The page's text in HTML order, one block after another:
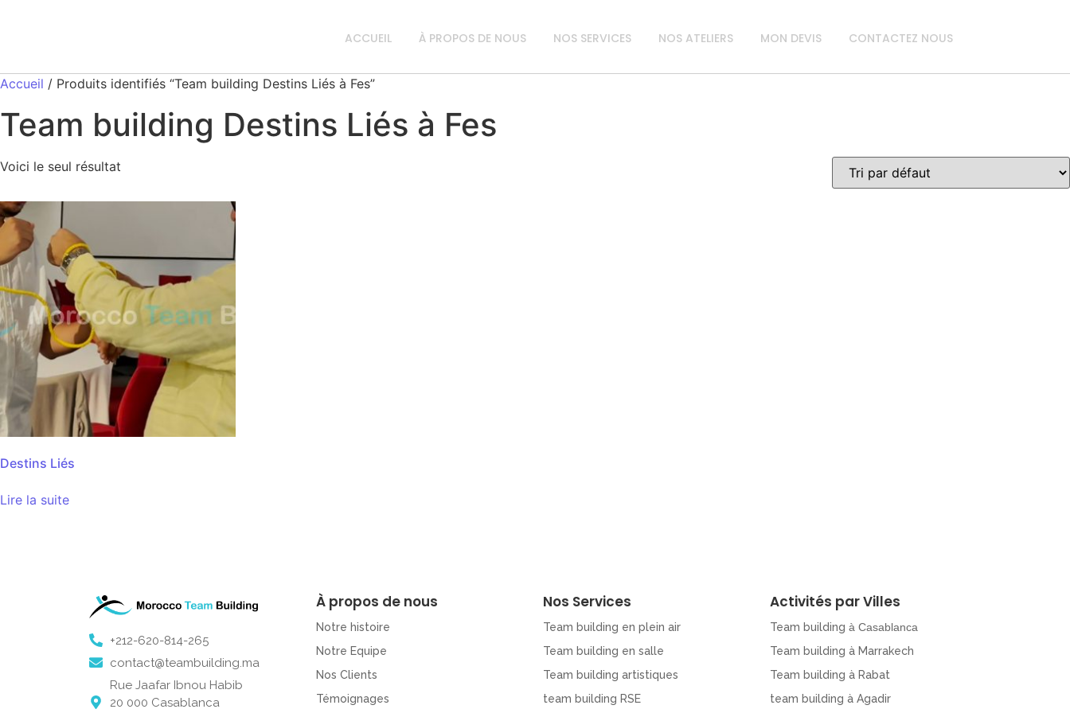
ACCUEIL À PROPOS DE NOUS NOS SERVICES NOS ATELIERS MON DEVIS CONTACTEZ NOUS
Accueil / Produits identifiés “Team building Destins Liés à Fes”
Team building Destins Liés à Fes
Voici le seul résultat
Destins Liés
Lire la suite
+212-620-814-265
contact@teambuilding.ma
Rue Jaafar Ibnou Habib
20 000 Casablanca
À propos de nous
Notre histoire
Notre Equipe
Nos Clients
Témoignages
Nos Services
Team building en plein air
Team building en salle
Team building artistiques
team building RSE
Activités par Villes
Team building à Casablanca
Team building à Marrakech
Team building à Rabat
team building à Agadir